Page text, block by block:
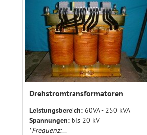
Drehstromtransformatoren
Leistungsbereich: 60VA - 250 kVA
Spannungen: bis 20 kV
*Frequenz:...